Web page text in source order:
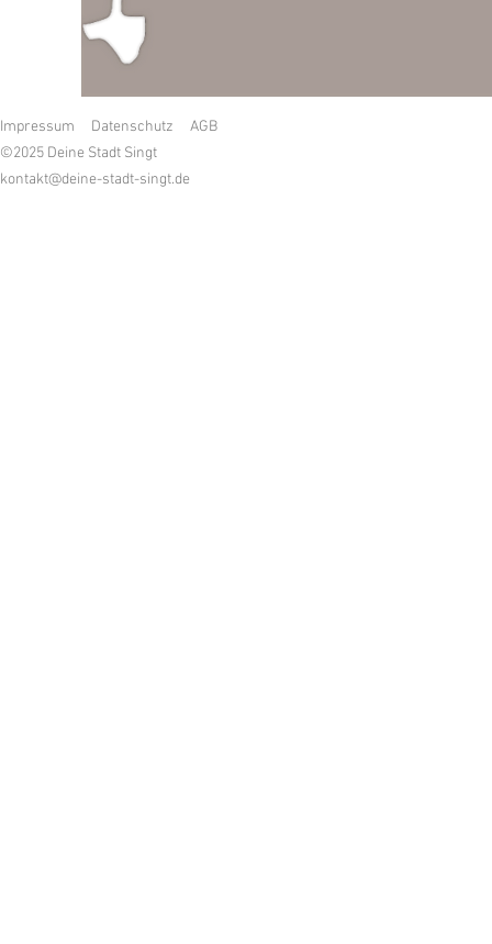
Impressum Datenschutz
AGB
©2025 Deine Stadt Singt
kontakt@deine-stadt-singt.de